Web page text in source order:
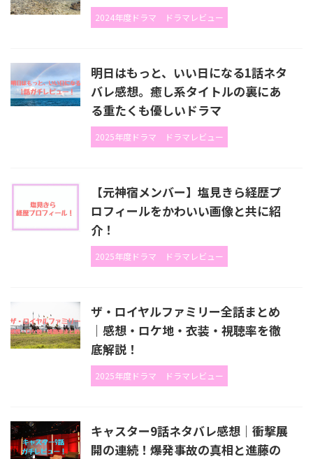
2024年度ドラマ ドラマレビュー
明日はもっと、いい日になる1話ネタ
バレ感想。癒し系タイトルの裏にあ
る重たくも優しいドラマ
2025年度ドラマ ドラマレビュー
【元神宿メンバー】塩見きら経歴プ
ロフィールをかわいい画像と共に紹
介！
2025年度ドラマ ドラマレビュー
ザ・ロイヤルファミリー全話まとめ
｜感想・ロケ地・衣装・視聴率を徹
底解説！
2025年度ドラマ ドラマレビュー
キャスター9話ネタバレ感想｜衝撃展
開の連続！爆発事故の真相と進藤の